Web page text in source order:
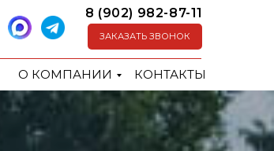
8 (902) 982-87-11
ЗАКАЗАТЬ ЗВОНОК
О КОМПАНИИ КОНТАКТЫ